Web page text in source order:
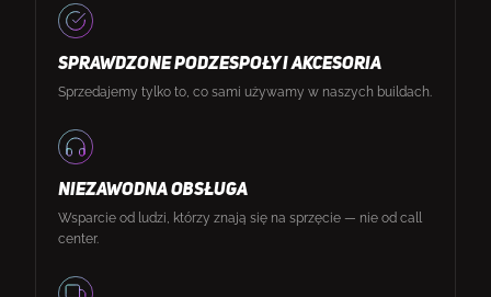
SPRAWDZONE PODZESPOŁY I AKCESORIA
Sprzedajemy tylko to, co sami używamy w naszych buildach.
NIEZAWODNA OBSŁUGA
Wsparcie od ludzi, którzy znają się na sprzęcie — nie od call
center.